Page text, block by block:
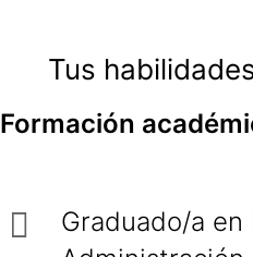
Tus
Formación
Graduado/a